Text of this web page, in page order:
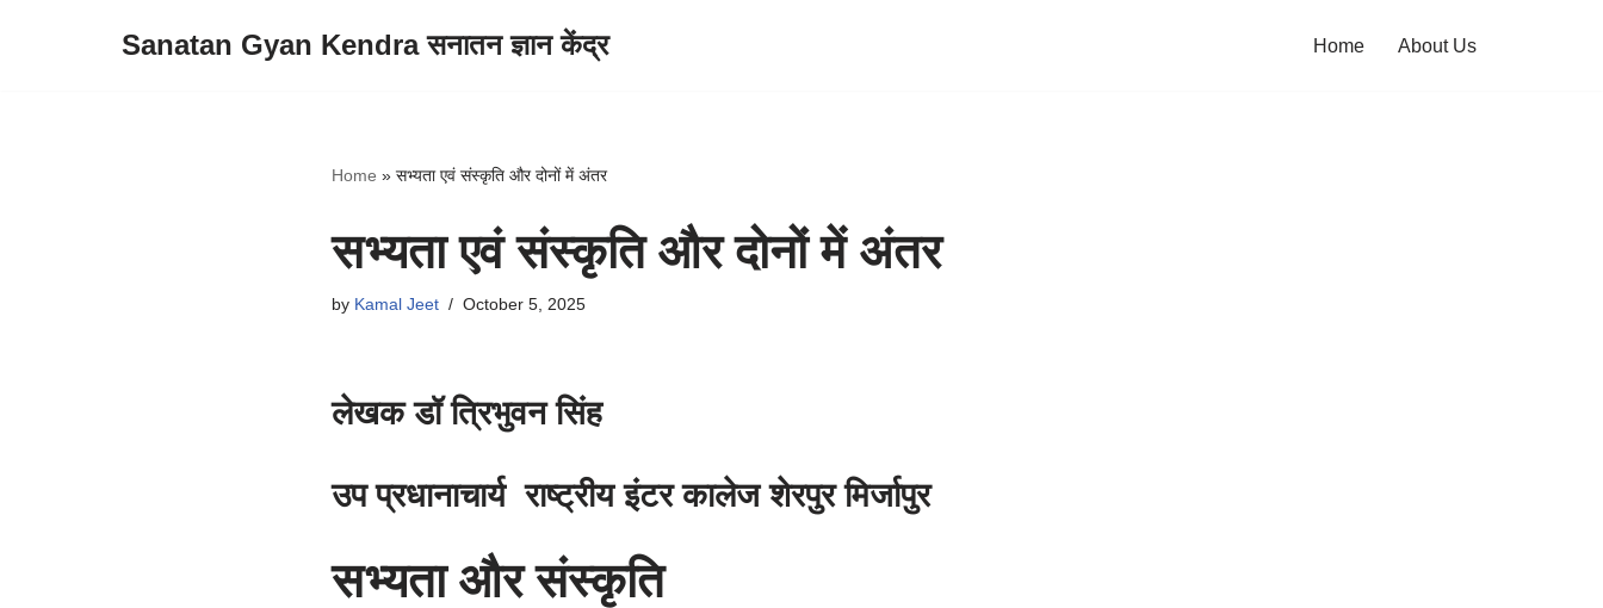
Sanatan Gyan Kendra सनातन ज्ञान केंद्र Home About Us
Home » सभ्यता एवं संस्कृति और दोनों में अंतर
सभ्यता एवं संस्कृति और दोनों में अंतर
by Kamal Jeet October 5, 2025
लेखक डॉ त्रिभुवन सिंह
उप प्रधानाचार्य राष्ट्रीय इंटर कालेज शेरपुर मिर्जापुर
सभ्यता और संस्कृति